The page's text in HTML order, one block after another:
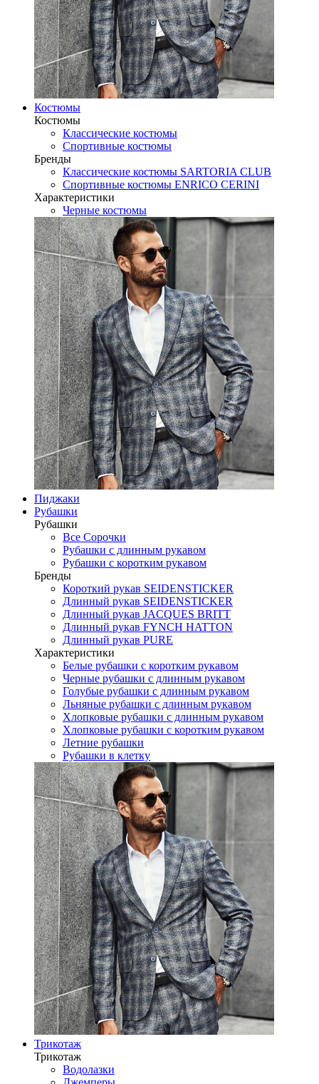
Костюмы
Костюмы
Классические костюмы
Спортивные костюмы
Бренды
Классические костюмы SARTORIA CLUB
Спортивные костюмы ENRICO CERINI
Характеристики
Черные костюмы
Пиджаки
Рубашки
Рубашки
Все Сорочки
Рубашки с длинным рукавом
Рубашки с коротким рукавом
Бренды
Короткий рукав SEIDENSTICKER
Длинный рукав SEIDENSTICKER
Длинный рукав JAСQUES BRITT
Длинный рукав FYNCH HATTON
Длинный рукав PURE
Характеристики
Белые рубашки с коротким рукавом
Черные рубашки с длинным рукавом
Голубые рубашки с длинным рукавом
Льняные рубашки с длинным рукавом
Хлопковые рубашки с длинным рукавом
Хлопковые рубашки с коротким рукавом
Летние рубашки
Рубашки в клетку
Трикотаж
Трикотаж
Водолазки